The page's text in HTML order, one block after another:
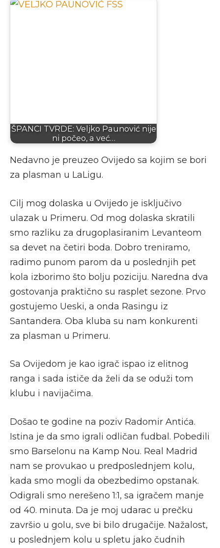
ŠPANCI TVRDE: Veljko Paunović nije
ni počeo, a već…
Nedavno je preuzeo Ovijedo sa kojim se bori
za plasman u LaLigu.
Cilj mog dolaska u Ovijedo je isključivo
ulazak u Primeru. Od mog dolaska skratili
smo razliku za drugoplasiranim Levanteom
sa devet na četiri boda. Dobro treniramo,
radimo punom parom da u poslednjih pet
kola izborimo što bolju poziciju. Naredna dva
gostovanja praktično su rasplet sezone. Prvo
gostujemo Ueski, a onda Rasingu iz
Santandera. Oba kluba su nam konkurenti
za plasman u Primeru.
Sa Ovijedom je kao igrač ispao iz elitnog
ranga i sada ističe da želi da se oduži tom
klubu i navijačima.
Došao te godine na poziv Radomir Antića.
Istina je da smo igrali odličan fudbal. Pobedili
smo Barselonu na Kamp Nou. Real Madrid
nam se provukao u predposlednjem kolu,
kada smo mogli da obezbedimo opstanak.
Odigrali smo nerešeno 1:1, sa igračem manje
od 40. minuta. Da je moj udarac u prečku
završio u golu, sve bi bilo drugačije. Nažalost,
u poslednjem kolu u spletu jako čudnih